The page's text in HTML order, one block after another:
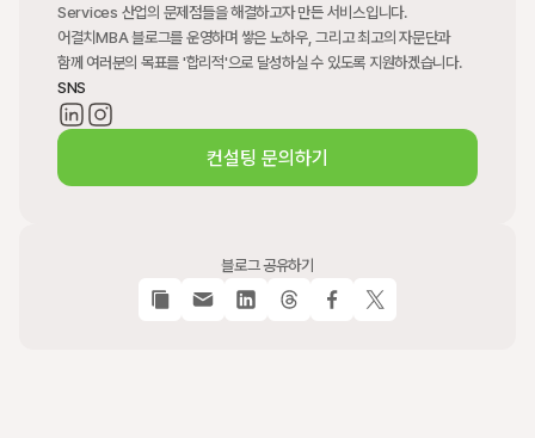
Services 산업의 문제점들을 해결하고자 만든 서비스입니다.
어결치MBA 블로그를 운영하며 쌓은 노하우, 그리고 최고의 자문단과
함께 여러분의 목표를 '합리적'으로 달성하실 수 있도록 지원하겠습니다.
SNS
컨설팅 문의하기
블로그 공유하기